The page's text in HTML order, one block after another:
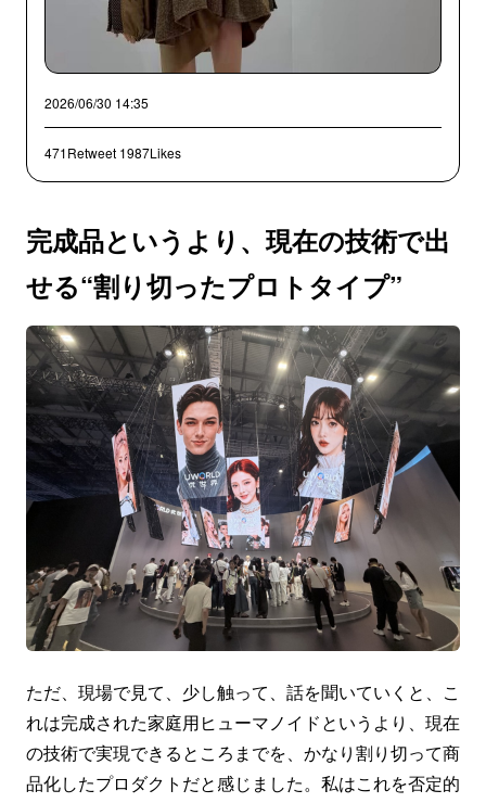
2026/06/30 14:35
471Retweet 1987Likes
完成品というより、現在の技術で出
せる“割り切ったプロトタイプ”
ただ、現場で見て、少し触って、話を聞いていくと、こ
れは完成された家庭用ヒューマノイドというより、現在
の技術で実現できるところまでを、かなり割り切って商
品化したプロダクトだと感じました。私はこれを否定的